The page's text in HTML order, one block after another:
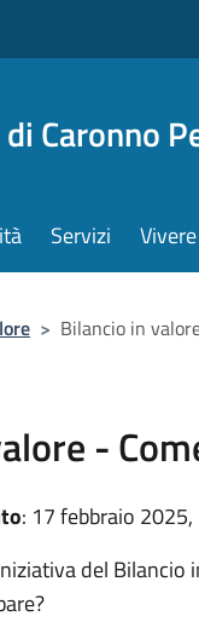
Caronno
Servizi
> Bilancio in
-
: 17 febbraio 2025,
del